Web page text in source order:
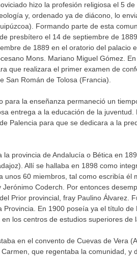
hizo la profesión religiosa el 5
y, ordenado ya de diácono, lo
Formando parte de esta
presbítero el 14 de septiembre de
de 1889 en el oratorio del palacio
Mons. Mariano Miguel Gómez.
que realizara el primer examen de
San Román de Tolosa (Francia).
para la enseñanza permaneció un
entrega a la educación de la
Palencia para que se dedicara a la
la provincia de Andalucía o Bética en
Allí se hallaba en 1898 como
unos 60 miembros, tal como escribía él
Jerónimo Coderch. Por entonces
Prior provincial, fray Paulino Álvarez.
Provincia. En 1900 poseía ya el título
los centros de estudios superiores de
en el convento de Cuevas de Vera
Carmen, que regentaba la comunidad, y